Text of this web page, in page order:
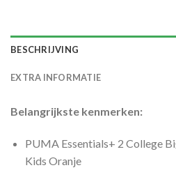
BESCHRIJVING
EXTRA INFORMATIE
Belangrijkste kenmerken:
PUMA Essentials+ 2 College
Kids Oranje